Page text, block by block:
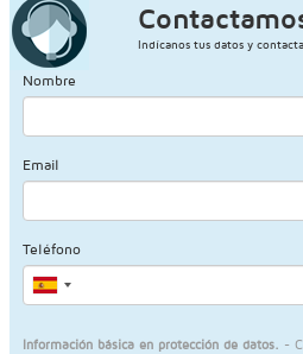
Indícanos tus datos y
Nombre
Email
Teléfono
Información básica en protección de datos.
-